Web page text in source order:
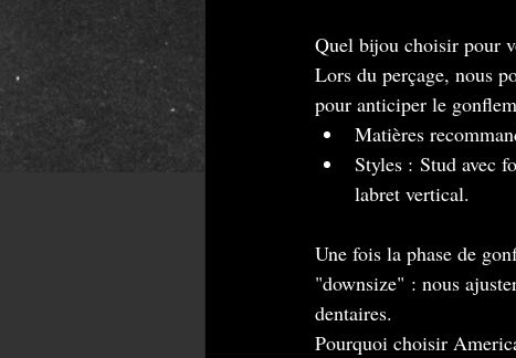
Quel bijou choisir pour
Lors du perçage, nous
pour anticiper le
Matières
Styles : Stud avec
labret vertical.
Une fois la phase de
"downsize" : nous
dentaires.
Pourquoi choisir